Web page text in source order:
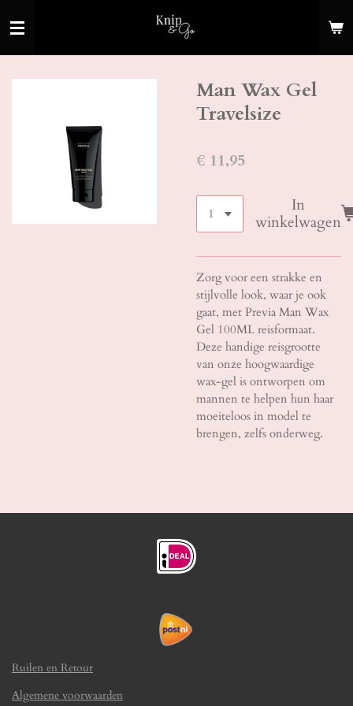
direct
Man Wax Gel
Travelsize
€ 11,95
In
winkelwagen
Zorg voor een strakke en
stijlvolle look, waar je ook
gaat, met Previa Man Wax
Gel 100ML reisformaat.
Deze handige reisgrootte
van onze hoogwaardige
wax-gel is ontworpen om
mannen te helpen hun haar
moeiteloos in model te
brengen, zelfs onderweg.
Ruilen en Retour
Algemene voorwaarden